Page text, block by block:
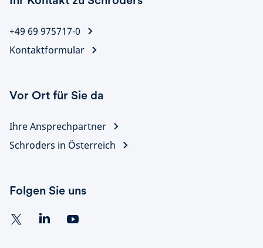
+49 69 975717-0
Kontaktformular
Vor Ort für Sie da
Ihre Ansprechpartner
Schroders in Österreich
Folgen Sie uns